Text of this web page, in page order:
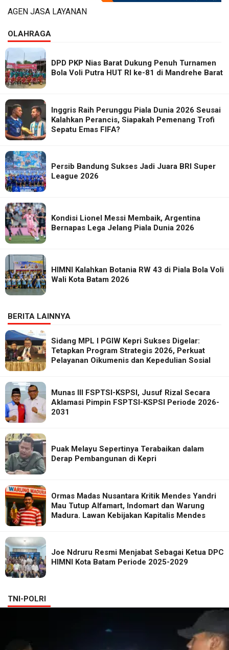
AGEN JASA LAYANAN
OLAHRAGA
DPD PKP Nias Barat Dukung Penuh Turnamen
Bola Voli Putra HUT RI ke-81 di Mandrehe Barat
Inggris Raih Perunggu Piala Dunia 2026 Seusai
Kalahkan Perancis, Siapakah Pemenang Trofi
Sepatu Emas FIFA?
Persib Bandung Sukses Jadi Juara BRI Super
League 2026
Kondisi Lionel Messi Membaik, Argentina
Bernapas Lega Jelang Piala Dunia 2026
HIMNI Kalahkan Botania RW 43 di Piala Bola Voli
Wali Kota Batam 2026
BERITA LAINNYA
Sidang MPL I PGIW Kepri Sukses Digelar:
Tetapkan Program Strategis 2026, Perkuat
Pelayanan Oikumenis dan Kepedulian Sosial
Munas III FSPTSI-KSPSI, Jusuf Rizal Secara
Aklamasi Pimpin FSPTSI-KSPSI Periode 2026-
2031
Puak Melayu Sepertinya Terabaikan dalam
Derap Pembangunan di Kepri
Ormas Madas Nusantara Kritik Mendes Yandri
Mau Tutup Alfamart, Indomart dan Warung
Madura. Lawan Kebijakan Kapitalis Mendes
Joe Ndruru Resmi Menjabat Sebagai Ketua DPC
HIMNI Kota Batam Periode 2025-2029
TNI-POLRI